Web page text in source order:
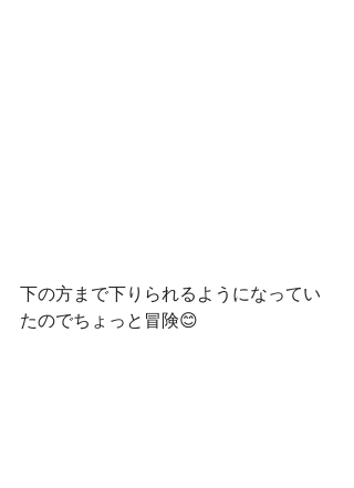
下の方まで下りられるようになってい
たのでちょっと冒険😊